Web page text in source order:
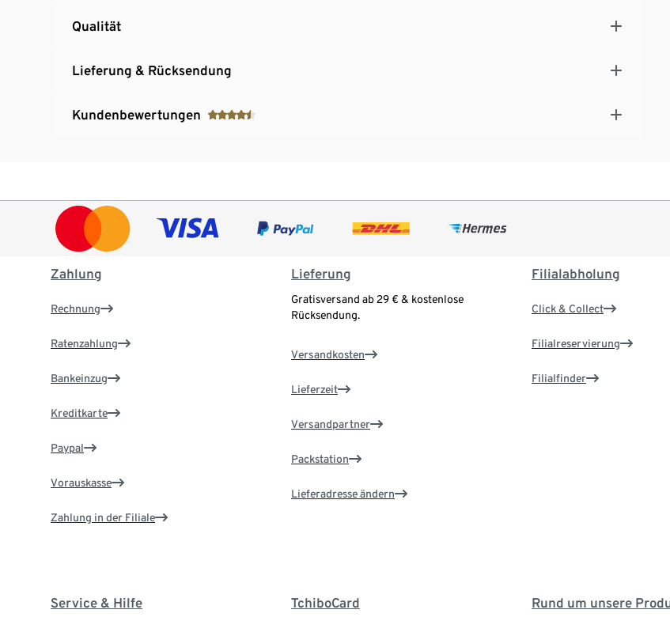
Qualität
Lieferung & Rücksendung
Kundenbewertungen
Zahlung
Rechnung
Ratenzahlung
Bankeinzug
Kreditkarte
Paypal
Vorauskasse
Zahlung in der Filiale
Lieferung
Gratisversand ab 29 € & kostenlose
Rücksendung.
Versandkosten
Lieferzeit
Versandpartner
Packstation
Lieferadresse ändern
Filialabholung
Click & Collect
Filialreservierung
Filialfinder
Service & Hilfe TchiboCard Rund um unsere